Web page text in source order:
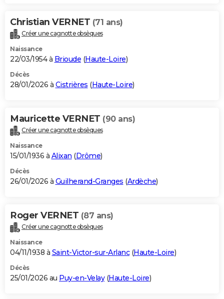
Christian VERNET (71 ans)
Créer une cagnotte obsèques
Naissance
22/03/1954 à Brioude (Haute-Loire)
Décès
28/01/2026 à Cistrières (Haute-Loire)
Mauricette VERNET (90 ans)
Créer une cagnotte obsèques
Naissance
15/01/1936 à Alixan (Drôme)
Décès
26/01/2026 à Guilherand-Granges (Ardèche)
Roger VERNET (87 ans)
Créer une cagnotte obsèques
Naissance
04/11/1938 à Saint-Victor-sur-Arlanc(Haute-Loire)
Décès
25/01/2026 au Puy-en-Velay(Haute-Loire)